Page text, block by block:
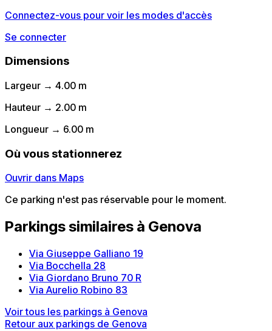
Connectez-vous pour voir les modes d'accès
Se connecter
Dimensions
Largeur → 4.00 m
Hauteur → 2.00 m
Longueur → 6.00 m
Où vous stationnerez
Ouvrir dans Maps
Ce parking n'est pas réservable pour le moment.
Parkings similaires à Genova
Via Giuseppe Galliano 19
Via Bocchella 28
Via Giordano Bruno 70 R
Via Aurelio Robino 83
Voir tous les parkings à Genova
Retour aux parkings de Genova